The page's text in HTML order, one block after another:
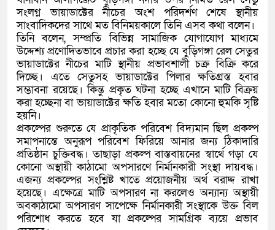
সংলগ্ন ভায়াডাক্টের নীচের অংশ পরিদর্শণ শেষে স্থানীয়
সাংবাদিকদের সাথে মত বিনিময়কালে তিনি এসব কথা বলেন।
তিনি বলেন, সম্প্রতি বিভিন্ন সামাজিক যোগাযোগ মাধ্যমে
উদ্দেশ্য প্রণোদিতভাবে প্রচার করা হচ্ছে যে বুড়িগঙ্গা রেল সেতুর
ভায়াডাক্টের নীচের মাটি স্থানীয় প্রভাবশালী চক্র বিক্রি করে
দিচ্ছে। এতে সেতুসহ ভায়াডাক্টের পিলার ক্ষতিগ্রস্ত হবার
সম্ভাবনা রয়েছে। কিন্তু প্রকৃত ঘটনা হচ্ছে এখানে মাটি বিক্রয়
করা হচ্ছেনা বা ভায়াডাক্টের ক্ষতি হবার মতো কোনো হুমকি সৃষ্টি
হয়নি।
প্রকল্পের শুরুতে যে প্রাকৃতিক পরিবেশ বিদ্যমান ছিল প্রকল্প
সমাপনান্তে অনুরূপ পরিবেশ ফিরিয়ে আনার জন্য ঠিকাদারি
প্রতিষ্ঠান চুক্তিবদ্ধ। তাছাড়া প্রকল্প বাস্তবায়নের স্বার্থে গড়া যে
কোনো অস্থায়ী কাঠামো অপসারণে নির্মানকারী সংস্থা দায়বদ্ধ।
এজন্য প্রকল্পের সংশ্লিষ্ট খাতে প্রয়োজনীয় অর্থ বরাদ্দ রাখা
হয়েছে। এক্ষেত্রে মাটি অপসারণ না করলেও অন্যান্য অস্থায়ী
অবকাঠামো অপসারণ সাপেক্ষে নির্মানকারী সংস্থাকে উক্ত বিল
পরিশোধ করতে হবে যা প্রকল্পের সামগ্রিক ব্যয়ে প্রভাব